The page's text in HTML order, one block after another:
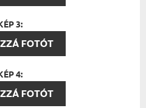
3:
FOTÓT
4:
FOTÓT